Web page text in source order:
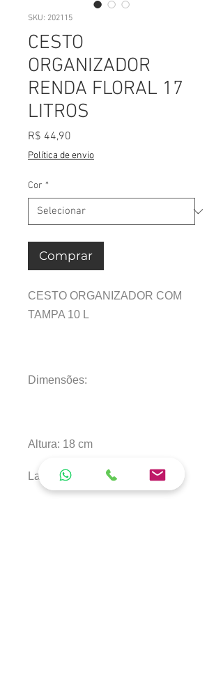
SKU: 202115
CESTO
ORGANIZADOR
RENDA FLORAL 17
LITROS
R$ 44,90
Política de envio
Cor *
Comprar
CESTO ORGANIZADOR COM
TAMPA 10 L
Dimensões:
Altura: 18 cm
Largura:25 cm